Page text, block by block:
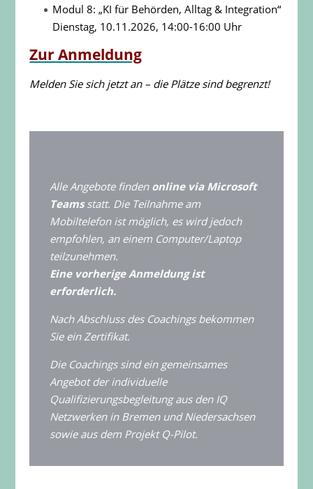
Modul 8: „KI für Behörden, Alltag & Integration“
Dienstag, 10.11.2026, 14:00-16:00 Uhr
Zur Anmeldung
Melden Sie sich jetzt an – die Plätze sind begrenzt!
Alle Angebote finden online via Microsoft
Teamsstatt. Die Teilnahme am
Mobiltelefon ist möglich, es wird jedoch
empfohlen, an einem Computer/Laptop
teilzunehmen.
Eine vorherige Anmeldung ist
erforderlich.
Nach Abschluss des Coachings bekommen
Sie ein Zertifikat.
Die Coachings sind ein gemeinsames
Angebot der individuelle
Qualifizierungsbegleitung aus den IQ
Netzwerken in Bremen und Niedersachsen
sowie aus dem Projekt Q-Pilot.